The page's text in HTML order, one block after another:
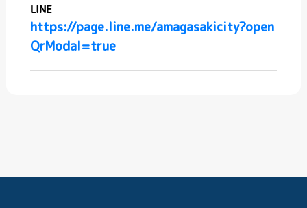
LINE
https://page.line.me/amagasakicity?open
QrModal=true